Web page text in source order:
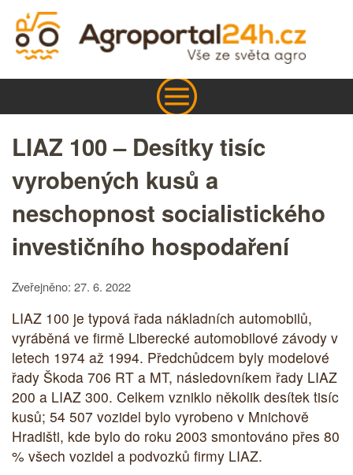
LIAZ 100 – Desítky tisíc
vyrobených kusů a
neschopnost socialistického
investičního hospodaření
Zveřejněno: 27. 6. 2022
LIAZ 100 je typová řada nákladních automobilů,
vyráběná ve firmě Liberecké automobilové závody v
letech 1974 až 1994. Předchůdcem byly modelové
řady Škoda 706 RT a MT, následovníkem řady LIAZ
200 a LIAZ 300. Celkem vzniklo několik desítek tisíc
kusů; 54 507 vozidel bylo vyrobeno v Mnichově
Hradišti, kde bylo do roku 2003 smontováno přes 80
% všech vozidel a podvozků firmy LIAZ.